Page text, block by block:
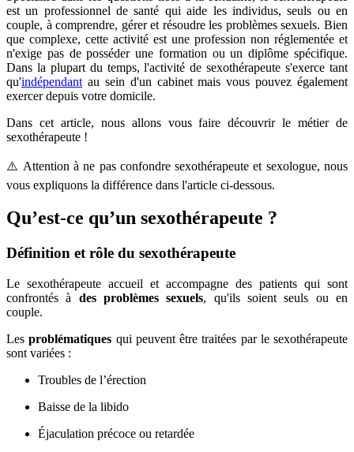
est un professionnel de santé qui aide les individus, seuls ou en
couple, à comprendre, gérer et résoudre les problèmes sexuels. Bien
que complexe, cette activité est une profession non réglementée et
n'exige pas de posséder une formation ou un diplôme spécifique.
Dans la plupart du temps, l'activité de sexothérapeute s'exerce tant
qu'indépendant au sein d'un cabinet mais vous pouvez également
exercer depuis votre domicile.
Dans cet article, nous allons vous faire découvrir le métier de
sexothérapeute !
⚠️ Attention à ne pas confondre sexothérapeute et sexologue, nous
vous expliquons la différence dans l'article ci-dessous.
Qu’est-ce qu’un sexothérapeute ?
Définition et rôle du sexothérapeute
Le sexothérapeute accueil et accompagne des patients qui sont
confrontés à des problèmes sexuels, qu'ils soient seuls ou en
couple.
Lesproblématiques qui peuvent être traitées par le sexothérapeute
sont variées :
Troubles de l’érection
Baisse de la libido
Éjaculation précoce ou retardée